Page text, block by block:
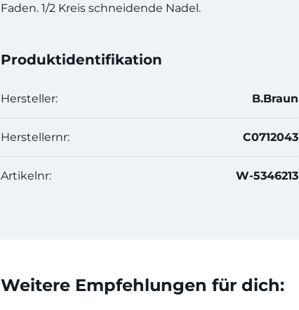
Faden. 1/2 Kreis schneidende Nadel.
Produktidentifikation
Hersteller: B.Braun
Herstellernr: C0712043
Artikelnr: W-5346213
Weitere Empfehlungen für dich: